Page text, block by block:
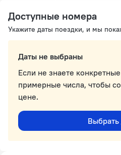
Доступные номера
Укажите даты поездки, и мы
Даты не выбраны
Если не знаете
примерные числа, чтобы
цене.
Выбрать